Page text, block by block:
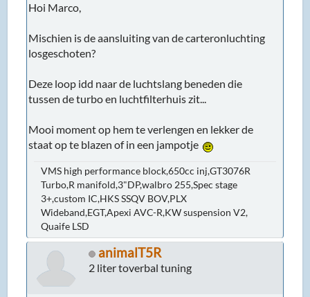
Hoi Marco,
Mischien is de aansluiting van de carteronluchting
losgeschoten?
Deze loop idd naar de luchtslang beneden die
tussen de turbo en luchtfilterhuis zit...
Mooi moment op hem te verlengen en lekker de
staat op te blazen of in een jampotje
VMS high performance block,650cc inj,GT3076R
Turbo,R manifold,3"DP,walbro 255,Spec stage
3+,custom IC,HKS SSQV BOV,PLX
Wideband,EGT,Apexi AVC-R,KW suspension V2,
Quaife LSD
animalT5R
2 liter toverbal tuning